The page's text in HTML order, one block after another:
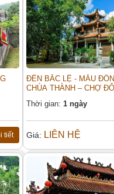
tiết
ĐỀN BẮC LỆ - MẪU
CHÙA THÀNH – CHỢ
Thời gian: 1 ngày
Giá: LIÊN HỆ